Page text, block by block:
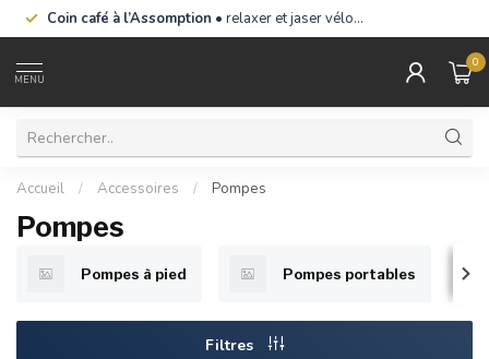
Coin café à l’Assomption • relaxer et jaser vélo…
MENU
0
Accueil / Accessoires / Pompes
Pompes
Pompes à pied Pompes portables
Filtres